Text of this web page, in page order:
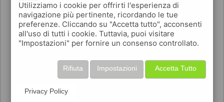
Come promuovere il tuo bed and
breakfast
Utilizziamo i cookie per offrirti l'esperienza di
navigazione più pertinente, ricordando le tue
preferenze. Cliccando su "Accetta tutto", acconsenti
all'uso di tutti i cookie. Tuttavia, puoi visitare
"Impostazioni" per fornire un consenso controllato.
Accetta Tutto
Impostazioni
Rifiuta
Privacy Policy